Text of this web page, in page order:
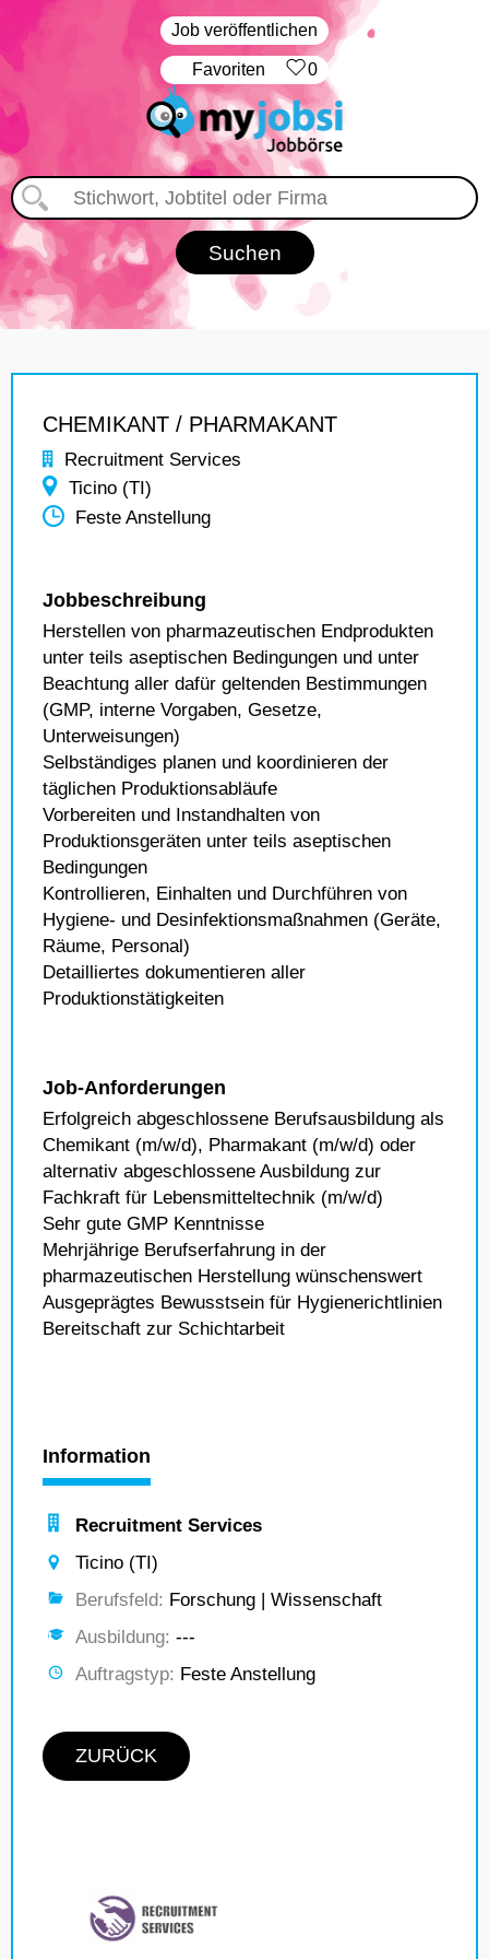
Job veröffentlichen
‏Favoriten 0
CHEMIKANT / PHARMAKANT
Recruitment Services
Ticino (TI)
Feste Anstellung
Jobbeschreibung
Herstellen von pharmazeutischen Endprodukten
unter teils aseptischen Bedingungen und unter
Beachtung aller dafür geltenden Bestimmungen
(GMP, interne Vorgaben, Gesetze,
Unterweisungen)
Selbständiges planen und koordinieren der
täglichen Produktionsabläufe
Vorbereiten und Instandhalten von
Produktionsgeräten unter teils aseptischen
Bedingungen
Kontrollieren, Einhalten und Durchführen von
Hygiene- und Desinfektionsmaßnahmen (Geräte,
Räume, Personal)
Detailliertes dokumentieren aller
Produktionstätigkeiten
Job-Anforderungen
Erfolgreich abgeschlossene Berufsausbildung als
Chemikant (m/w/d), Pharmakant (m/w/d) oder
alternativ abgeschlossene Ausbildung zur
Fachkraft für Lebensmitteltechnik (m/w/d)
Sehr gute GMP Kenntnisse
Mehrjährige Berufserfahrung in der
pharmazeutischen Herstellung wünschenswert
Ausgeprägtes Bewusstsein für Hygienerichtlinien
Bereitschaft zur Schichtarbeit
Information
Recruitment Services
Ticino (TI)
Berufsfeld: Forschung | Wissenschaft
Ausbildung: ---
Auftragstyp: Feste Anstellung
ZURÜCK